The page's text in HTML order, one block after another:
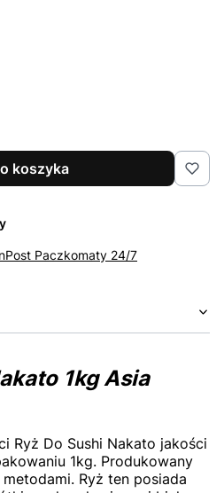
koszyka
Paczkomaty 24/7
1kg Asia
Ryż Do Sushi Nakato jakości
1kg. Produkowany
Ryż ten posiada